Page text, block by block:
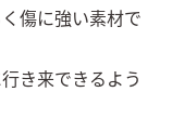
傷に強い素材で
き来できるよう